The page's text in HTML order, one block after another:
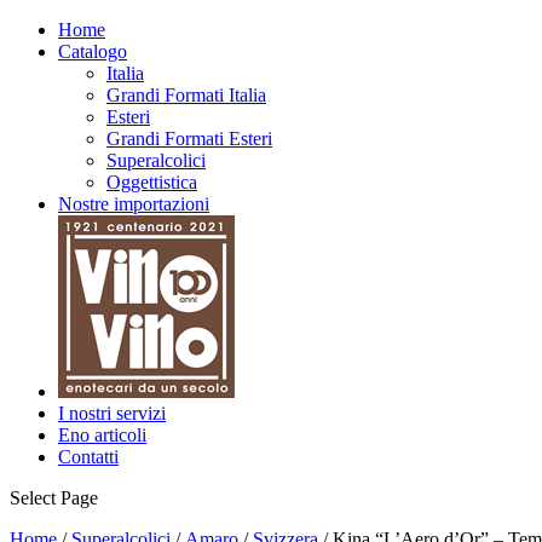
Home
Catalogo
Italia
Grandi Formati Italia
Esteri
Grandi Formati Esteri
Superalcolici
Oggettistica
Nostre importazioni
I nostri servizi
Eno articoli
Contatti
Select Page